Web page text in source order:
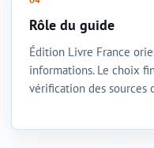
Rôle du guide
Édition Livre France
informations. Le choix
vérification des sources